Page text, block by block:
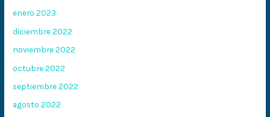
enero 2023
diciembre 2022
noviembre 2022
octubre 2022
septiembre 2022
agosto 2022